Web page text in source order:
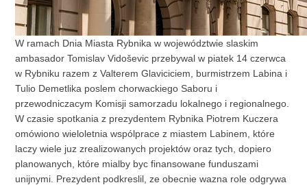
W ramach Dnia Miasta Rybnika w województwie slaskim
ambasador Tomislav Vidoševic przebywal w piatek 14 czerwca
w Rybniku razem z Valterem Glaviciciem, burmistrzem Labina i
Tulio Demetlika poslem chorwackiego Saboru i
przewodniczacym Komisji samorzadu lokalnego i regionalnego.
W czasie spotkania z prezydentem Rybnika Piotrem Kuczera
omówiono wieloletnia wspólprace z miastem Labinem, które
laczy wiele juz zrealizowanych projektów oraz tych, dopiero
planowanych, które mialby byc finansowane funduszami
unijnymi. Prezydent podkreslil, ze obecnie wazna role odgrywa